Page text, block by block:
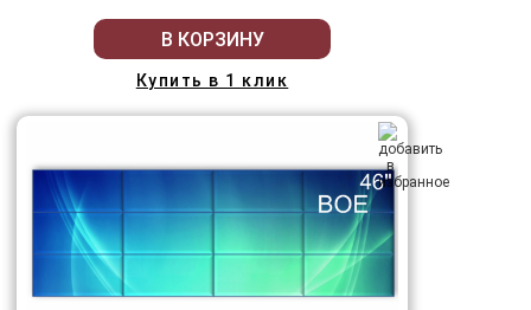
В КОРЗИНУ
Купить в 1 клик